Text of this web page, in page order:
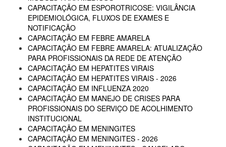
CAPACITAÇÃO EM ESPOROTRICOSE: VIGILÂNCIA
EPIDEMIOLÓGICA, FLUXOS DE EXAMES E
NOTIFICAÇÃO
CAPACITAÇÃO EM FEBRE AMARELA
CAPACITAÇÃO EM FEBRE AMARELA: ATUALIZAÇÃO
PARA PROFISSIONAIS DA REDE DE ATENÇÃO
CAPACITAÇÃO EM HEPATITES VIRAIS
CAPACITAÇÃO EM HEPATITES VIRAIS - 2026
CAPACITAÇÃO EM INFLUENZA 2020
CAPACITAÇÃO EM MANEJO DE CRISES PARA
PROFISSIONAIS DO SERVIÇO DE ACOLHIMENTO
INSTITUCIONAL
CAPACITAÇÃO EM MENINGITES
CAPACITAÇÃO EM MENINGITES - 2026